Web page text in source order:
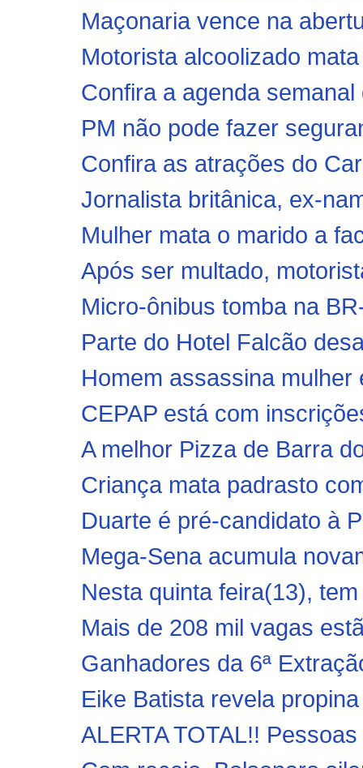
Maçonaria vence na
Motorista alcoolizado
Confira a agenda
PM não pode fazer
Confira as atrações do
Jornalista britânica, ex-
Mulher mata o marido a
Após ser multado,
Micro-ônibus tomba na
Parte do Hotel Falcão
Homem assassina
CEPAP está com
A melhor Pizza de Barra
Criança mata padrasto
Duarte é pré-candidato à
Mega-Sena acumula
Nesta quinta feira(13),
Mais de 208 mil vagas
Ganhadores da 6ª
Eike Batista revela
ALERTA TOTAL!!